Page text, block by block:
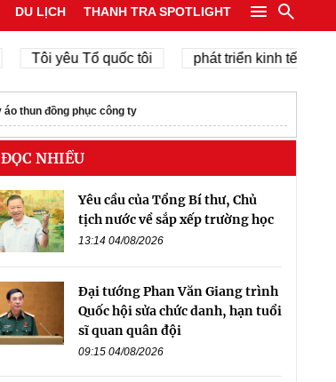
DU LỊCH THANH TRA SPOTLIGHT
yêu Tổ quốc tôi phát triển kinh tế tư nhân
áo thun đồng phục công ty
NHIỀU
Yêu cầu của Tổng Bí thư, Chủ
tịch nước về sắp xếp trường học
13:14 04/08/2026
Đại tướng Phan Văn Giang trình
Quốc hội sửa chức danh, hạn tuổi
sĩ quan quân đội
09:15 04/08/2026